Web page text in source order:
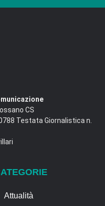
CS
Testata Giornalistica n.
Attualità